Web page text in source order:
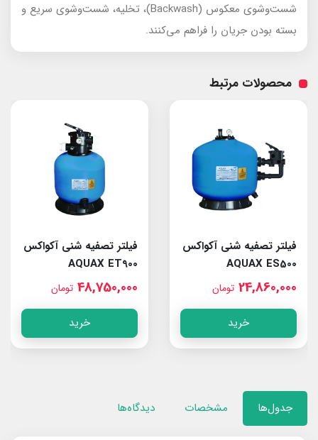
شست‌وشوی معکوس (Backwash)، تخلیه، شست‌وشوی سریع و
بسته بودن جریان را فراهم می‌کنند.
محصولات مرتبط
فیلتر تصفیه شنی آکواکس
AQUAX ES500
24,860,000 تومان
خرید
فیلتر تصفیه شنی آکواکس
AQUAX ET900
48,750,000 تومان
خرید
جدول‌ها مشخصات دیدگاه‌ها